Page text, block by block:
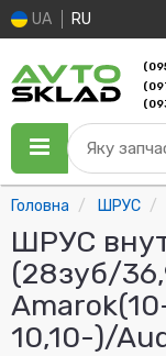
UA RU
Яку
Головна ШРУС
ШРУС
(28зуб/
10,10-)/